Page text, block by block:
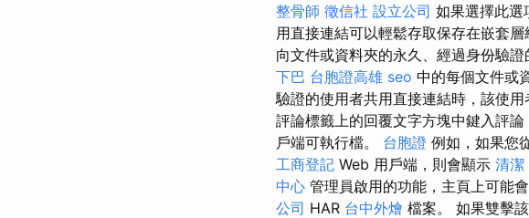
整骨師 徵信社 設立公司 如果選擇此選
用直接連結可以輕鬆存取保存在嵌套層
向文件或資料夾的永久、經過身份驗證
下巴 台胞證高雄 seo 中的每個文件或
驗證的使用者共用直接連結時，該使
評論標籤上的回覆文字方塊中鍵入評
戶端可執行檔。 台胞證 例如，如果您
工商登記 Web 用戶端，則會顯示 清潔
中心 管理員啟用的功能，主頁上可能
公司 HAR 台中外燴 檔案。 如果雙擊